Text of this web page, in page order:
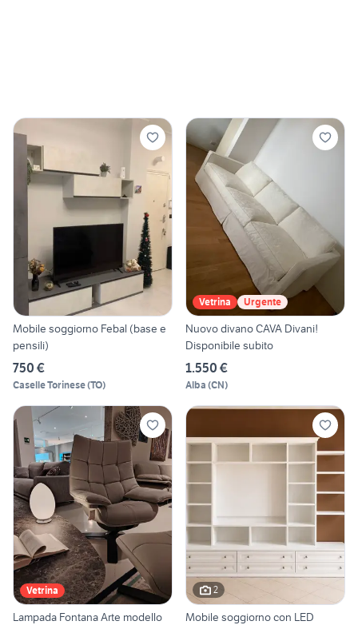
Mobile soggiorno Febal (base e
pensili)
750 €
Caselle Torinese(TO)
Vetrina Urgente
Nuovo divano CAVA Divani!
Disponibile subito
1.550 €
Alba (CN)
Vetrina
Lampada Fontana Arte modello
2
Mobile soggiorno con LED